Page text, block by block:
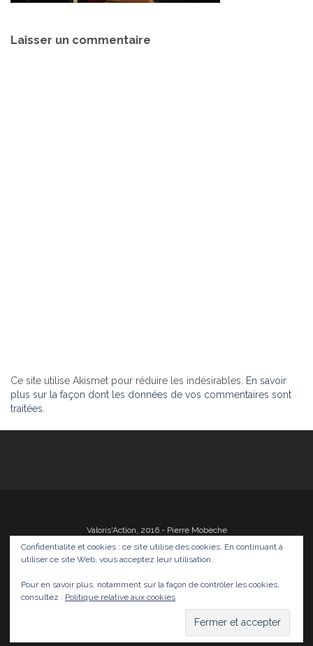
de
Laisser un commentaire
Ce site utilise Akismet pour réduire les indésirables. En savoir
plus sur la façon dont les données de vos commentaires sont
traitées
Valoris'Action, 2016 - Pierre Mobèche
Photos Films Divers Infos Médias
Confidentialité et cookies : ce site utilise des cookies. En continuant à
utiliser ce site Web, vous acceptez leur utilisation.
Pour en savoir plus, notamment sur la façon de contrôler les cookies,
consultez : Politique relative aux cookies